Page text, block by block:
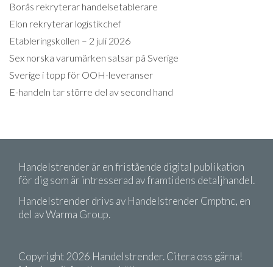
Borås rekryterar handelsetablerare
Elon rekryterar logistikchef
Etableringskollen – 2 juli 2026
Sex norska varumärken satsar på Sverige
Sverige i topp för OOH-leveranser
E-handeln tar större del av second hand
Handelstrender är en fristående digital publikation
för dig som är intresserad av framtidens detaljhandel.
Handelstrender drivs av Handelstrender Cmptnc, en
del av Warma Group.
Copyright 2026 Handelstrender. Citera oss gärna!